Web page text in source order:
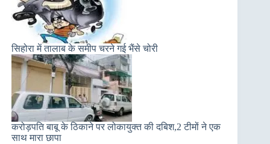
सिहोरा में तालाब के समीप चरने गई भैंसे चोरी
करोड़पति बाबू के ठिकाने पर लोकायुक्त की दबिश,2 टीमों ने एक
साथ मारा छापा